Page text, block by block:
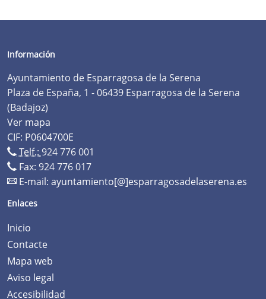
Información
Ayuntamiento de Esparragosa de la Serena
Plaza de España, 1 - 06439 Esparragosa de la Serena
(Badajoz)
Ver mapa
CIF: P0604700E
Telf.: 924 776 001
Fax: 924 776 017
E-mail: ayuntamiento[@]esparragosadelaserena.es
Enlaces
Inicio
Contacte
Mapa web
Aviso legal
Accesibilidad